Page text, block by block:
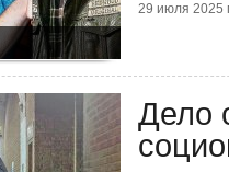
29 июля 2025
Дело